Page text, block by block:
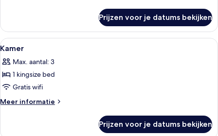
suite
Prijzen voor je datums bekijken
Alle
foto's
voor
Kamer
laden
Een minibar, een kluis op de kamer,
9
Kamer
Max. aantal: 3
1 kingsize bed
Gratis wifi
Meer informatie
Meer
Prijzen voor je datums bekijken